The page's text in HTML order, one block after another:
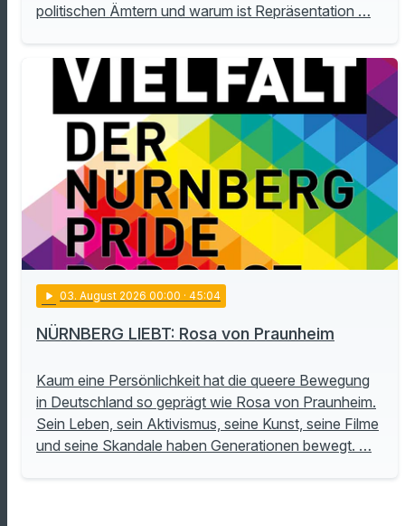
politischen Ämtern und warum ist Repräsentation …
play_arrow 03. August 2026 00:00 · 45:04
NÜRNBERG LIEBT: Rosa von Praunheim
Kaum eine Persönlichkeit hat die queere Bewegung
in Deutschland so geprägt wie Rosa von Praunheim.
Sein Leben, sein Aktivismus, seine Kunst, seine Filme
und seine Skandale haben Generationen bewegt. …